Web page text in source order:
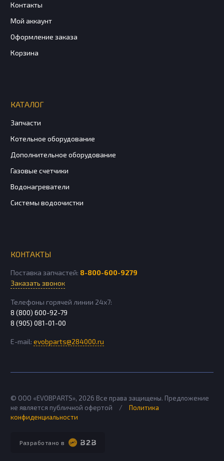
Контакты
Мой аккаунт
Оформление заказа
Корзина
КАТАЛОГ
Запчасти
Котельное оборудование
Дополнительное оборудование
Газовые счетчики
Водонагреватели
Системы водоочистки
КОНТАКТЫ
Поставка запчастей: 8-800-600-9279
Заказать звонок
Телефоны горячей линии 24х7:
8 (800) 600-92-79
8 (905) 081-01-00
E-mail: evobparts@284000.ru
Разработано в
© ООО «EVOBPARTS», 2026 Все права защищены. Предложение
не является публичной офертой
/
Политика
конфиденциальности